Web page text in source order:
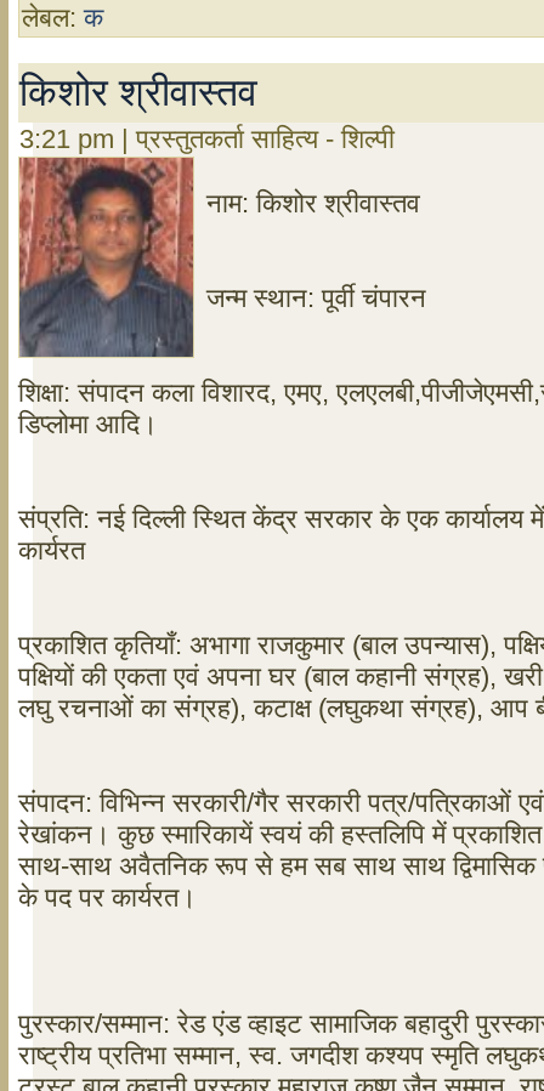
लेबल:क
किशोर श्रीवास्तव
3:21 pm | प्रस्तुतकर्ता साहित्य - शिल्पी
नाम: किशोर श्रीवास्तव
जन्म स्थान: पूर्वी चंपारन
शिक्षा: संपादन कला विशारद, एमए,
डिप्लोमा आदि।
संप्रति: नई दिल्ली स्थित केंद्र सरकार के एक
कार्यरत
प्रकाशित कृतियॉं: अभागा राजकुमार (बाल उपन्यास),
पक्षियों की एकता एवं अपना घर (बाल कहानी संग्रह),
लघु रचनाओं का संग्रह), कटाक्ष (लघुकथा संग्रह), आप
संपादन: विभिन्न सरकारी/गैर सरकारी पत्र/पत्रिकाओं
रेखांकन। कुछ स्मारिकायें स्वयं की हस्तलिपि में
साथ-साथ अवैतनिक रूप से हम सब साथ साथ द्विमासिक
के पद पर कार्यरत।
पुरस्कार/सम्मान: रेड एंड व्हाइट सामाजिक बहादुरी
राष्ट्रीय प्रतिभा सम्मान, स्व. जगदीश कश्यप स्मृति